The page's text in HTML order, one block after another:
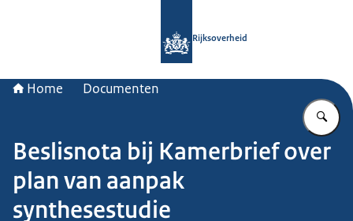
Rijksoverheid
Home Documenten
Beslisnota bij Kamerbrief over
plan van aanpak
synthesestudie